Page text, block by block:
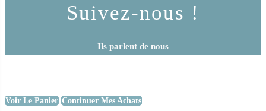
Suivez-nous !
Ils parlent de nous
Voir Le Panier Continuer Mes Achats